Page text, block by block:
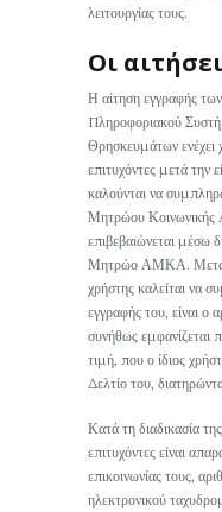
λειτουργίας τους.
Οι
Η αίτηση εγγραφής
Πληροφοριακού
Θρησκευμάτων
επιτυχόντες μετά την
καλούνται να
Μητρώου
επιβεβαιώνεται μέσω
Μητρώο ΑΜΚΑ.
χρήστης καλείται να
εγγραφής του, είναι ο
συνήθως εμφανίζεται
τιμή, που ο ίδιος
Δελτίο του,
Κατά τη διαδικασία
επιτυχόντες είναι
επικοινωνίας τους,
ηλεκτρονικού